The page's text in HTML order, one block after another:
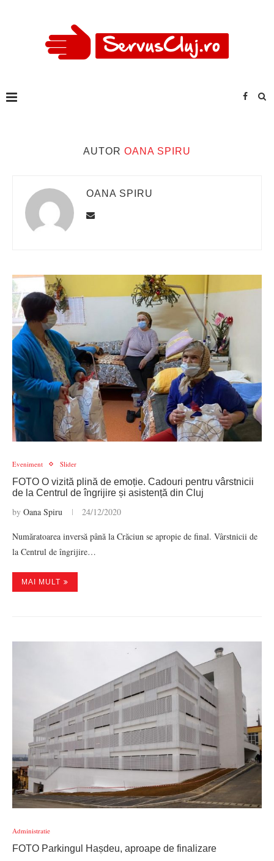
AUTOR OANA SPIRU
OANA SPIRU
Eveniment Slider
FOTO O vizită plină de emoție. Cadouri pentru vârstnicii
de la Centrul de îngrijire și asistență din Cluj
by Oana Spiru 24/12/2020
Număratoarea inversă până la Crăciun se apropie de final. Vârstnicii de
la Centrul de îngrijire…
MAI MULT
Administratie
FOTO Parkingul Hașdeu, aproape de finalizare